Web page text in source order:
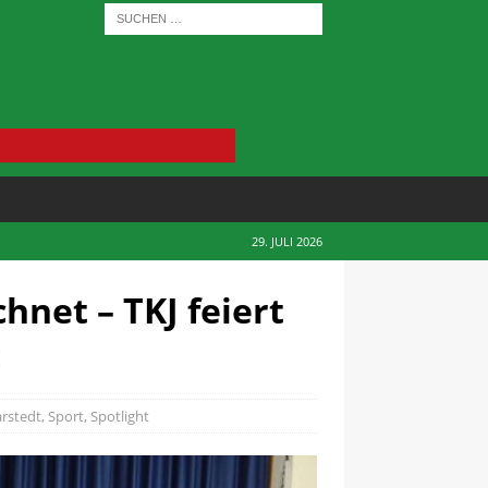
29. JULI 2026
– TKJ feiert
, Sport, Spotlight